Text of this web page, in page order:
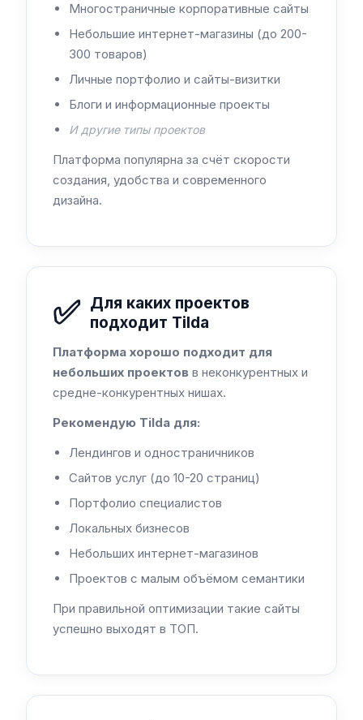
Многостраничные корпоративные сайты
Небольшие интернет-магазины (до 200-
300 товаров)
Личные портфолио и сайты-визитки
Блоги и информационные проекты
И другие типы проектов
Платформа популярна за счёт скорости
создания, удобства и современного
дизайна.
✅ Для каких проектов
подходит Tilda
Платформа хорошо подходит для
небольших проектов в неконкурентных и
средне-конкурентных нишах.
Рекомендую Tilda для:
Лендингов и одностраничников
Сайтов услуг (до 10-20 страниц)
Портфолио специалистов
Локальных бизнесов
Небольших интернет-магазинов
Проектов с малым объёмом семантики
При правильной оптимизации такие сайты
успешно выходят в ТОП.